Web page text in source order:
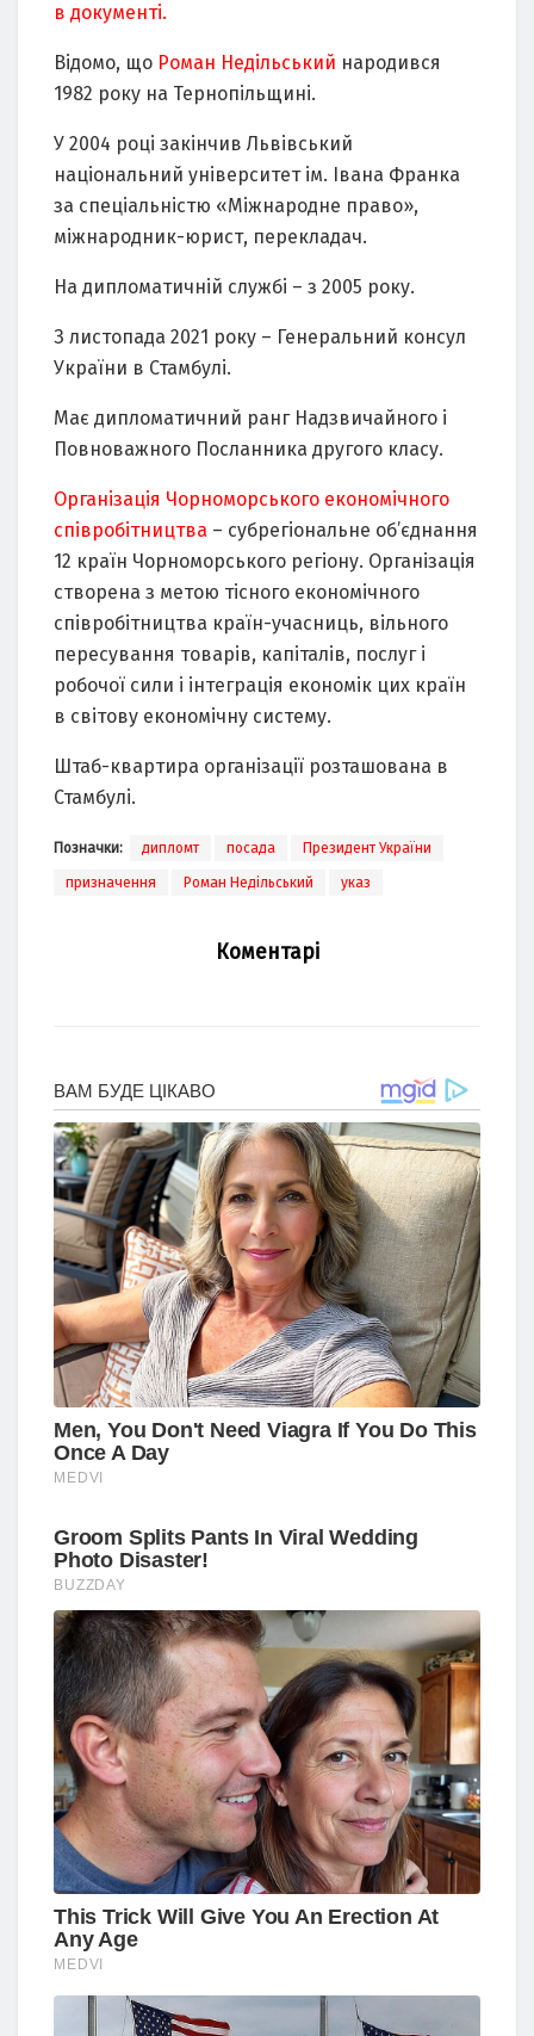
в документі.
Відомо, що Роман Недільський народився
1982 року на Тернопільщині.
У 2004 році закінчив Львівський
національний університет ім. Івана Франка
за спеціальністю «Міжнародне право»,
міжнародник-юрист, перекладач.
На дипломатичній службі – з 2005 року.
З листопада 2021 року – Генеральний консул
України в Стамбулі.
Має дипломатичний ранг Надзвичайного і
Повноважного Посланника другого класу.
Організація Чорноморського економічного
співробітництва – субрегіональне об’єднання
12 країн Чорноморського регіону. Організація
створена з метою тісного економічного
співробітництва країн-учасниць, вільного
пересування товарів, капіталів, послуг і
робочої сили і інтеграція економік цих країн
в світову економічну систему.
Штаб-квартира організації розташована в
Стамбулі.
Позначки: дипломт посада Президент України
призначення Роман Недільський указ
Коментарі